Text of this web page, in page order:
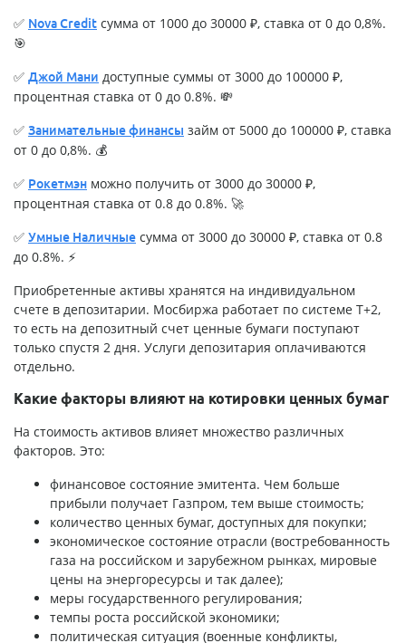
✅ Nova Credit сумма от 1000 до 30000 ₽, ставка от 0 до 0,8%.
🎯
✅ Джой Мани доступные суммы от 3000 до 100000 ₽,
процентная ставка от 0 до 0.8%. 💸
✅ Занимательные финансы займ от 5000 до 100000 ₽, ставка
от 0 до 0,8%. 💰
✅ Рокетмэн можно получить от 3000 до 30000 ₽,
процентная ставка от 0.8 до 0.8%. 🚀
✅ Умные Наличные сумма от 3000 до 30000 ₽, ставка от 0.8
до 0.8%. ⚡
Приобретенные активы хранятся на индивидуальном
счете в депозитарии. Мосбиржа работает по системе Т+2,
то есть на депозитный счет ценные бумаги поступают
только спустя 2 дня. Услуги депозитария оплачиваются
отдельно.
Какие факторы влияют на котировки ценных бумаг
На стоимость активов влияет множество различных
факторов. Это:
финансовое состояние эмитента. Чем больше
прибыли получает Газпром, тем выше стоимость;
количество ценных бумаг, доступных для покупки;
экономическое состояние отрасли (востребованность
газа на российском и зарубежном рынках, мировые
цены на энергоресурсы и так далее);
меры государственного регулирования;
темпы роста российской экономики;
политическая ситуация (военные конфликты,